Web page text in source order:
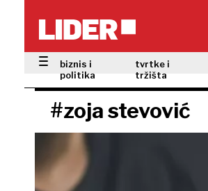
biznis i
politika
tvrtke i
tržišta
#zoja stevović